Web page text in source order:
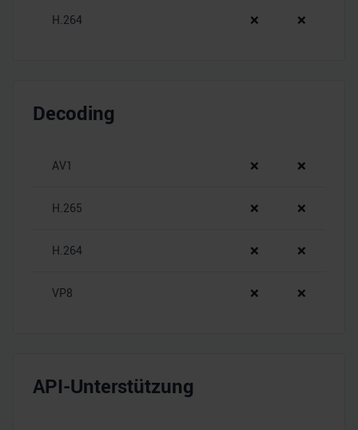
H.264 ❌ ❌
Decoding
AV1 ❌ ❌
H.265 ❌ ❌
H.264 ❌ ❌
VP8 ❌ ❌
API-Unterstützung